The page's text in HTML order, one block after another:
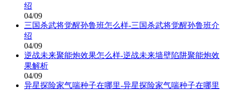
绍
04/09
三国杀武将觉醒孙鲁班怎么样-三国杀武将觉醒孙鲁班介
绍
04/09
逆战未来聚能炮效果怎么样-逆战未来墙壁陷阱聚能炮效
果解析
04/09
异星探险家气喘种子在哪里-异星探险家气喘种子在哪里